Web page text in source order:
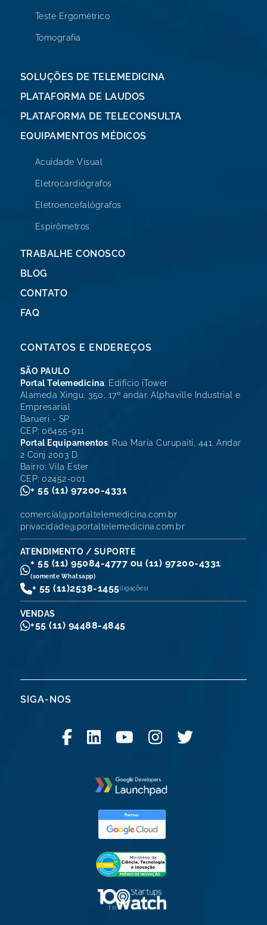
Teste Ergométrico
Tomografia
SOLUÇÕES DE TELEMEDICINA
PLATAFORMA DE LAUDOS
PLATAFORMA DE TELECONSULTA
EQUIPAMENTOS MÉDICOS
Acuidade Visual
Eletrocardiógrafos
Eletroencefalógrafos
Espirômetros
TRABALHE CONOSCO
BLOG
CONTATO
FAQ
CONTATOS E ENDEREÇOS
SÃO PAULO
Portal Telemedicina: Edifício iTower
Alameda Xingu, 350, 17º andar. Alphaville Industrial e
Empresarial
Barueri - SP
CEP: 06455-911
Portal Equipamentos: Rua Maria Curupaiti, 441. Andar
2 Conj 2003 D
Bairro: Vila Ester
CEP: 02452-001
+ 55 (11) 97200-4331
comercial@portaltelemedicina.com.br
privacidade@portaltelemedicina.com.br
ATENDIMENTO / SUPORTE
+ 55 (11) 95084-4777 ou (11) 97200-4331
(somente Whatsapp)
+ 55 (11)2538-1455(ligações)
VENDAS
+55 (11) 94488-4845
SIGA-NOS